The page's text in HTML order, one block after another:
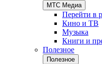
МТС Медиа
Перейти в
Кино и ТВ
Музыка
Книги и
Полезное
Полезное